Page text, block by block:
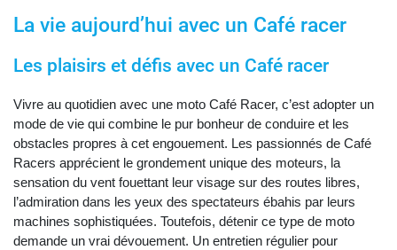
La vie aujourd’hui avec un Café racer
Les plaisirs et défis avec un Café racer
Vivre au quotidien avec une moto Café Racer, c’est adopter un
mode de vie qui combine le pur bonheur de conduire et les
obstacles propres à cet engouement. Les passionnés de Café
Racers apprécient le grondement unique des moteurs, la
sensation du vent fouettant leur visage sur des routes libres,
l’admiration dans les yeux des spectateurs ébahis par leurs
machines sophistiquées. Toutefois, détenir ce type de moto
demande un vrai dévouement. Un entretien régulier pour